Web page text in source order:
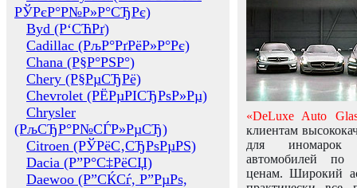
РЎРєР°Р№Р»Р°СЂРє)
Byd (Р‘СЋРґ)
Cadillac (РљР°РґРёР»Р°Рє)
Chana (Р§Р°РЅР°)
Chery (Р§РµСЂРё)
Chevrolet (РЁРµРІСЂРѕР»Рµ)
Chrysler
(РљСЂР°Р№СЃР»РµСЂ)
Citroen (РЎРёС‚СЂРѕРµРЅ)
Dacia (Р”Р°С‡РёСЏ)
Daewoo (Р”СЌСѓ, Р”РµРѕ,
«DeLuxe Auto
клиентам
для иномарок
автомобилей
ценам. Широкий